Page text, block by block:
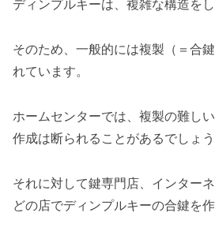
ディンプルキーは、複雑な構造をし
そのため、一般的には複製（＝合
れています。
ホームセンターでは、複製の難し
作成は断られることがあるでしょう
それに対して鍵専門店、インター
どの店でディンプルキーの合鍵を作